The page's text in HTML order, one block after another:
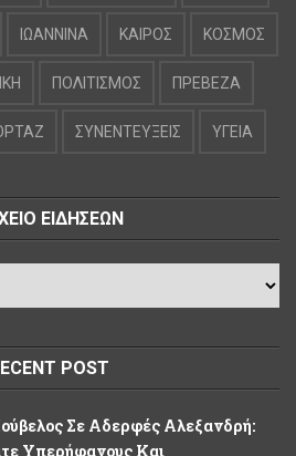
ΙΩΑΝΝΙΝΑ ΚΑΙΡΟΣ ΚΟΣΜΟΣ
ΠΟΛΙΤΙΣΜΟΣ ΠΡΕΒΕΖΑ
ΣΥΝΕΝΤΕΥΞΕΙΣ ΥΓΕΙΑ
ΕΙΔΗΣΕΩΝ
POST
Σε Αδερφές Αλεξανδρή:
Υπερήφανους Και